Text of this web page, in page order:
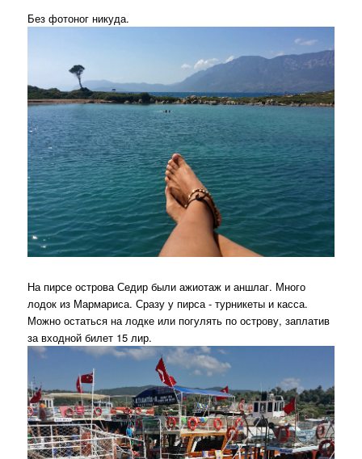
Без фотоног никуда.
На пирсе острова Седир были ажиотаж и аншлаг. Много
лодок из Мармариса. Сразу у пирса - турникеты и касса.
Можно остаться на лодке или погулять по острову, заплатив
за входной билет 15 лир.